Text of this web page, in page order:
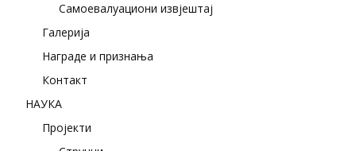
Самоевалуациони извјештај
Галерија
Награде и признања
Контакт
НАУКА
Пројекти